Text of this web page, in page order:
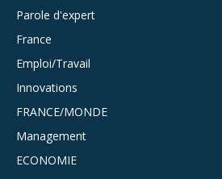
Parole d'expert
France
Emploi/Travail
Innovations
FRANCE/MONDE
Management
ECONOMIE